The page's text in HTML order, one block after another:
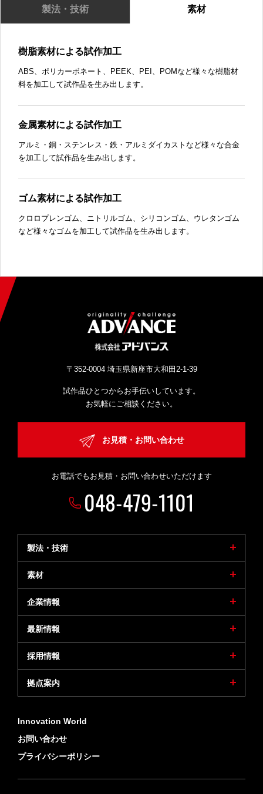
製法・技術 素材
樹脂素材による試作加工
ABS、ポリカーボネート、PEEK、PEI、POMなど様々な樹脂材
料を加工して試作品を生み出します。
金属素材による試作加工
アルミ・銅・ステンレス・鉄・アルミダイカストなど様々な合金
を加工して試作品を生み出します。
ゴム素材による試作加工
クロロプレンゴム、ニトリルゴム、シリコンゴム、ウレタンゴム
など様々なゴムを加工して試作品を生み出します。
〒352-0004 埼玉県新座市大和田2-1-39
試作品ひとつからお手伝いしています。
お気軽にご相談ください。
お見積・お問い合わせ
お電話でもお見積・お問い合わせいただけます
048-479-1101
製法・技術
素材
企業情報
最新情報
採用情報
拠点案内
Innovation World
お問い合わせ
プライバシーポリシー